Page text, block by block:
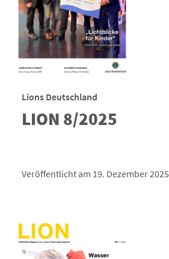
Lions Deutschland
LION 8/2025
Veröffentlicht am 19. Dezember 2025